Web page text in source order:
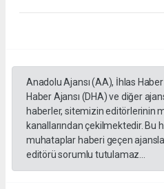
Anadolu Ajansı (AA), İhlas
Haber Ajansı (DHA) ve diğer
haberler, sitemizin editörlerinin
kanallarından çekilmektedir. Bu
muhataplar haberi geçen
editörü sorumlu tutulamaz...